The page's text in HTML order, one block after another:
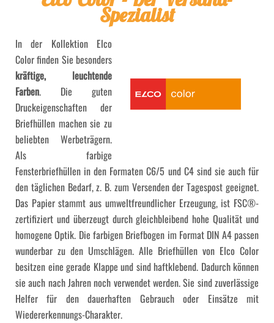
Spezialist
In der Kollektion Elco
Color finden Sie besonders
kräftige, leuchtende
Farben. Die guten
Druckeigenschaften der
Briefhüllen machen sie zu
beliebten Werbeträgern.
Als farbige
Fensterbriefhüllen in den Formaten C6/5 und C4 sind sie auch für
den täglichen Bedarf, z. B. zum Versenden der Tagespost geeignet.
Das Papier stammt aus umweltfreundlicher Erzeugung, ist FSC®-
zertifiziert und überzeugt durch gleichbleibend hohe Qualität und
homogene Optik. Die farbigen Briefbogen im Format DIN A4 passen
wunderbar zu den Umschlägen. Alle Briefhüllen von Elco Color
besitzen eine gerade Klappe und sind haftklebend. Dadurch können
sie auch nach Jahren noch verwendet werden. Sie sind zuverlässige
Helfer für den dauerhaften Gebrauch oder Einsätze mit
Wiedererkennungs-Charakter.